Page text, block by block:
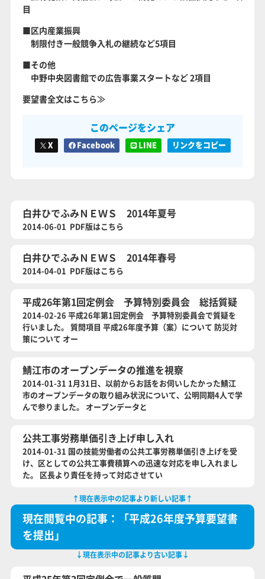
目
■区内産業振興
制限付き一般競争入札の継続など5項目
■その他
中野中央図書館での広告事業スタートなど 2項目
要望書全文はこちら≫
このページをシェア
X Facebook LINE リンクをコピー
白井ひでふみＮＥＷＳ 2014年夏号
2014-06-01 PDF版はこちら
白井ひでふみＮＥＷＳ 2014年春号
2014-04-01 PDF版はこちら
平成26年第1回定例会 予算特別委員会 総括質疑
2014-02-26 平成26年第1回定例会 予算特別委員会で質疑を
行いました。 質問項目 平成26年度予算（案）について 防災対
策について オー
鯖江市のオープンデータの推進を視察
2014-01-31 1月31日、以前からお話をお伺いしたかった鯖江
市のオープンデータの取り組み状況について、公明同期4人で学
んで参りました。 オープンデータと
公共工事労務単価引き上げ申し入れ
2014-01-31 国の技能労働者の公共工事労務単価引き上げを受
け、区としての公共工事費積算への迅速な対応を申し入れまし
た。 区長より責任を持って対応させてい
↑現在表示中の記事より新しい記事↑
現在閲覧中の記事：「平成26年度予算要望書
を提出」
↓現在表示中の記事より古い記事↓